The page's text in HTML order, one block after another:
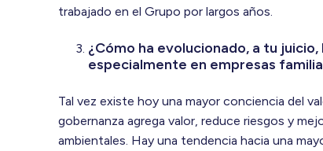
trabajado en el Grupo por largos años.
¿Cómo ha evolucionado, a tu
especialmente en empresas
Tal vez existe hoy una mayor conciencia del
gobernanza agrega valor, reduce riesgos y
ambientales. Hay una tendencia hacia una